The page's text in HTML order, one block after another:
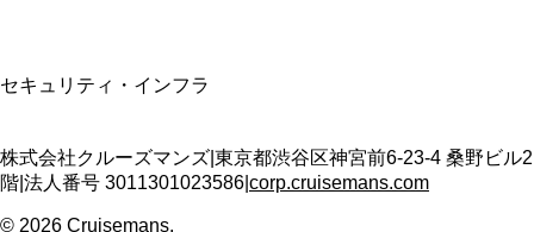
セキュリティ・インフラ
株式会社クルーズマンズ 東京都渋谷区神宮前6-23-4 桑野ビル2
階 法人番号 3011301023586 corp.cruisemans.com
© 2026 Cruisemans.